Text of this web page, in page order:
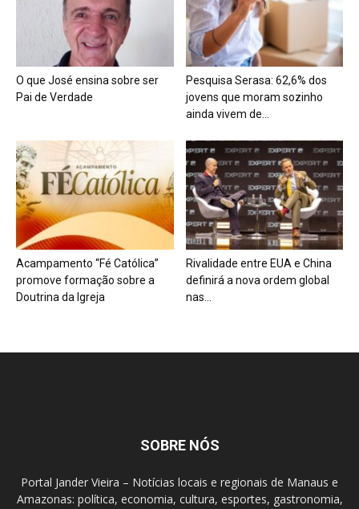
O que José ensina sobre ser
Pai de Verdade
Pesquisa Serasa: 62,6% dos
jovens que moram sozinho
ainda vivem de...
Acampamento “Fé Católica”
promove formação sobre a
Doutrina da Igreja
Rivalidade entre EUA e China
definirá a nova ordem global
nas...
SOBRE NÓS
Portal Jander Vieira – Notícias locais e regionais de Manaus e
Amazonas: política, economia, cultura, esportes, gastronomia,